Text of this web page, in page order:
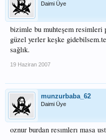
Daimi Üye
bizimle bu muhteşem resimleri
güzel yerler keşke
sağlık.
19 Haziran 2007
munzurbaba_62
Daimi Üye
oznur burdan resımlerı masa